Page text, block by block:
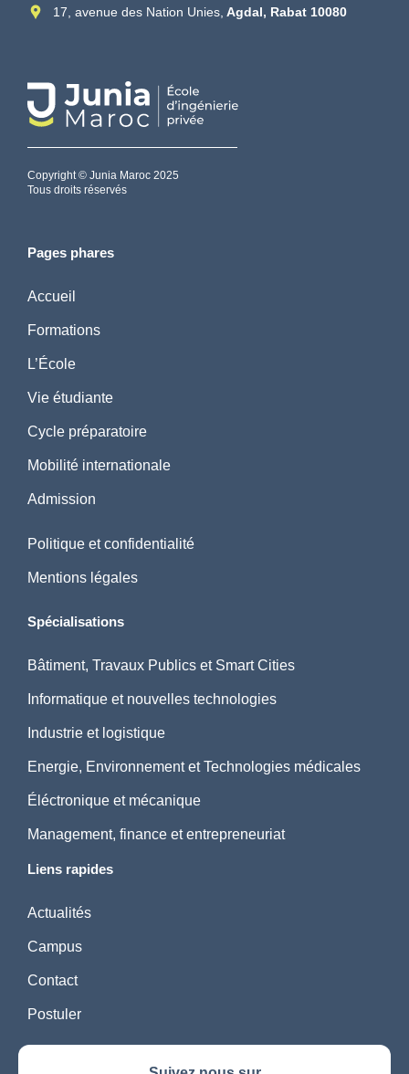
17, avenue des Nation Unies, Agdal, Rabat 10080
Copyright © Junia Maroc 2025
Tous droits réservés
Pages phares
Accueil
Formations
L’École
Vie étudiante
Cycle préparatoire
Mobilité internationale
Admission
Politique et confidentialité
Mentions légales
Spécialisations
Bâtiment, Travaux Publics et Smart Cities
Informatique et nouvelles technologies
Industrie et logistique
Energie, Environnement et Technologies médicales
Éléctronique et mécanique
Management, finance et entrepreneuriat
Liens rapides
Actualités
Campus
Contact
Postuler